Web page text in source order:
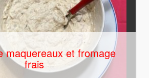
maquereaux et fromage
frais